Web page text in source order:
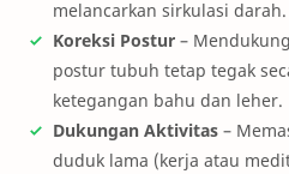
melancarkan sirkulasi darah.
Koreksi Postur –
postur tubuh tetap tegak
ketegangan bahu dan leher.
Dukungan Aktivitas –
duduk lama (kerja atau